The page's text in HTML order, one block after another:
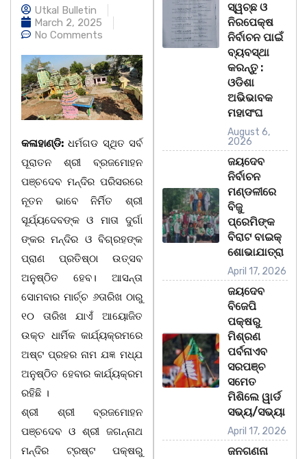
Utkal Bulletin
March 2, 2025
No Comments
କଳାହାଣ୍ଡି: ଧର୍ମଗଡ ସ୍ଥିତ ସର୍ବ
ପୂରାତନ ଶ୍ରୀ ବ୍ରଜମୋହନ
ପଞ୍ଚଦେବ ମନ୍ଦିର ପରିସରରେ
ନୂତନ ଭାବେ ନିର୍ମିତ ଶ୍ରୀ
ସୂର୍ଯ୍ୟଦେବଙ୍କ ଓ ମାତା ଦୁର୍ଗା
ଙ୍କର ମନ୍ଦିର ଓ ବିଗ୍ରହଙ୍କ
ପ୍ରାଣ ପ୍ରତିଷ୍ଠା ଉତ୍ସବ
ଅନୁଷ୍ଠିତ ହେବ। ଆସନ୍ତା
ସୋମବାର ମାର୍ଚ୍ଚ ୬ତାରିଖ ଠାରୁ
୧୦ ତାରିଖ ଯାଏଁ ଆୟୋଜିତ
ଉକ୍ତ ଧାର୍ମିକ କାର୍ଯ୍ୟକ୍ରମରେ
ଅଷ୍ଟ ପ୍ରହର ନାମ ଯଜ୍ଞ ମଧ୍ଯ
ଅନୁଷ୍ଠିତ ହେବାର କାର୍ଯ୍ୟକ୍ରମ
ରହିଛି ।
ଶ୍ରୀ ଶ୍ରୀ ବ୍ରଜମୋହନ
ପଞ୍ଚଦେବ ଓ ଶ୍ରୀ ଜଗନ୍ନାଥ
ମନ୍ଦିର ଟ୍ରଷ୍ଟ ପକ୍ଷରୁ
ସ୍ୱଚ୍ଛ ଓ
ନିରପେକ୍ଷ
ନିର୍ବାଚନ ପାଇଁ
ବ୍ୟବସ୍ଥା
କରନ୍ତୁ :
ଓଡିଶା
ଅଭିଭାବକ
ମହାସଂଘ
August 6,
2026
ଜୟଦେବ
ନିର୍ବାଚନ
ମଣ୍ଡଳୀରେ
ବିଜୁ
ପ୍ରେମିଙ୍କ
ବିରାଟ ବାଇକ୍
ଶୋଭାଯାତ୍ରା
April 17, 2026
ଜୟଦେବ
ବିଜେପି
ପକ୍ଷରୁ
ମିଶ୍ରଣ
ପର୍ବନାଏବ
ସରପଞ୍ଚ
ସମେତ
ମିଶିଲେ ୱାର୍ଡ
ସଭ୍ୟ/ସଭ୍ୟା
April 17, 2026
ଜନଗଣନା